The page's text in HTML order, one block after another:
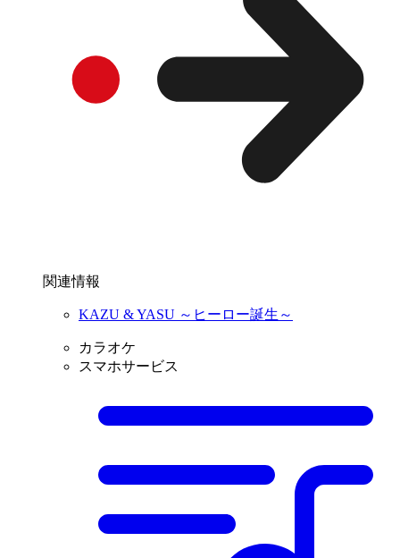
関連情報
KAZU & YASU ～ヒーロー誕生～
カラオケ
スマホサービス